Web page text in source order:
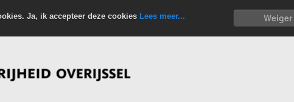
Ja, ik accepteer deze cookies Lees meer...